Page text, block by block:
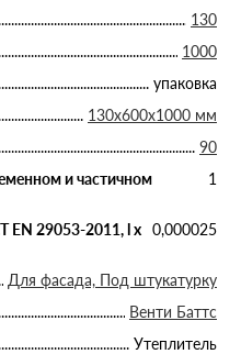
130
1000
упаковка
130х600х1000 мм
90
и частичном
1
EN 29053-2011, l x 0,000025
Для фасада, Под штукатурку
Венти Баттс
Утеплитель